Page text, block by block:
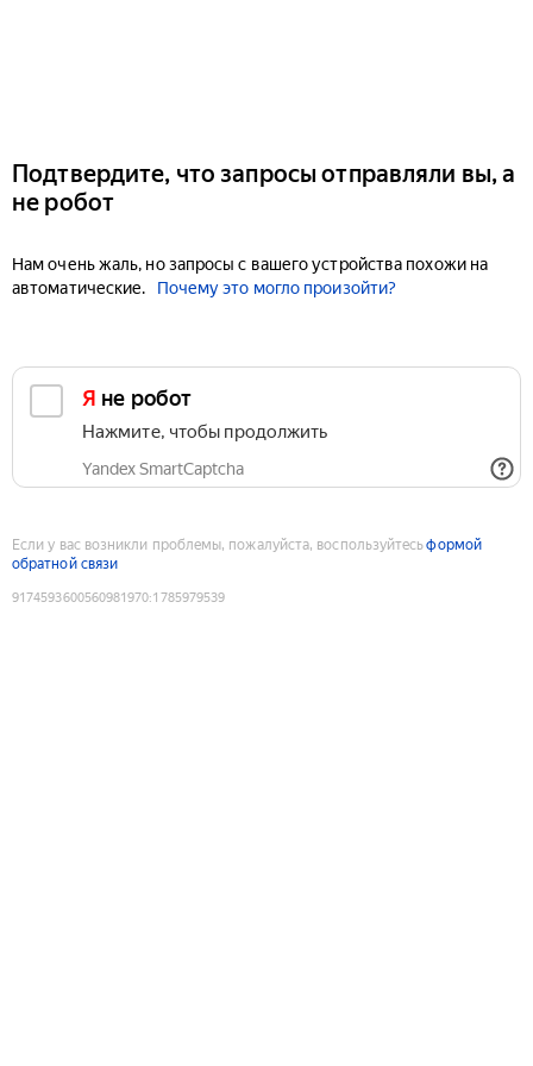
Подтвердите, что запросы отправляли вы, а
не робот
Нам очень жаль, но запросы с вашего устройства похожи на
автоматические.
Почему это могло произойти?
Я не робот
Нажмите, чтобы продолжить
Yandex SmartCaptcha
Если у вас возникли проблемы, пожалуйста, воспользуйтесьформой
обратной связи
9174593600560981970:1785979539